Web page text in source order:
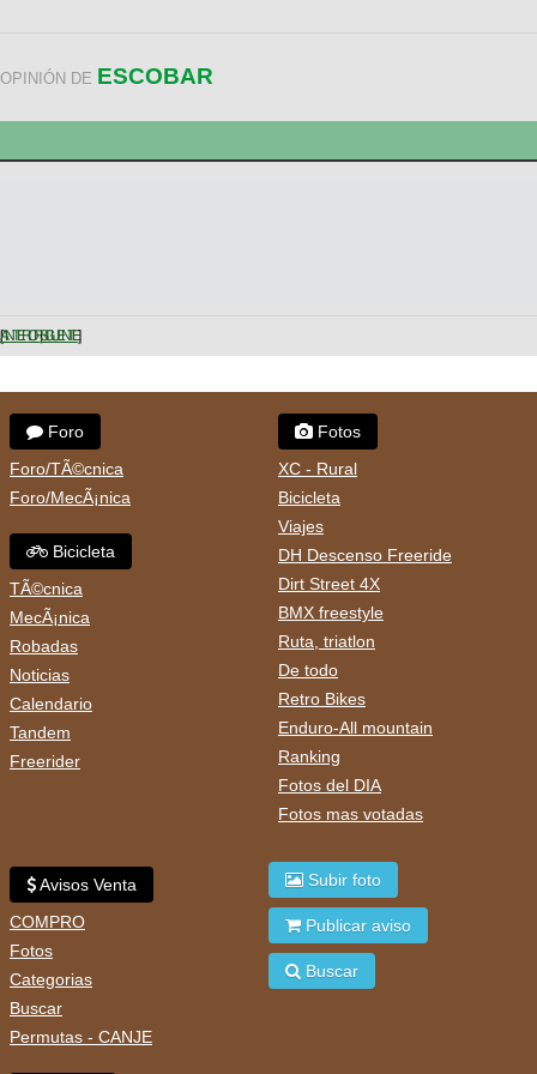
OPINIÓN DE ESCOBAR
ANTERIORSIGUIENTE
Foro
Foro/TÃ©cnica
Foro/MecÃ¡nica
Bicicleta
TÃ©cnica
MecÃ¡nica
Robadas
Noticias
Calendario
Tandem
Freerider
Fotos
XC - Rural
Bicicleta
Viajes
DH Descenso Freeride
Dirt Street 4X
BMX freestyle
Ruta, triatlon
De todo
Retro Bikes
Enduro-All mountain
Ranking
Fotos del DIA
Fotos mas votadas
Avisos Venta
COMPRO
Fotos
Categorias
Buscar
Permutas - CANJE
Subir foto
Publicar aviso
Buscar